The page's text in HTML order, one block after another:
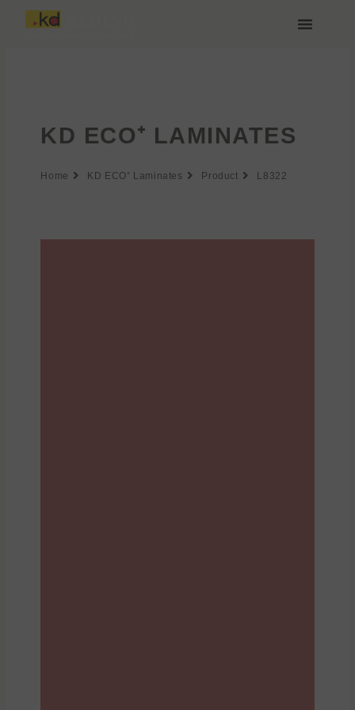
Inhalt
KD ECO⁺ LAMINATES
Home KD ECO⁺ Laminates Product L8322